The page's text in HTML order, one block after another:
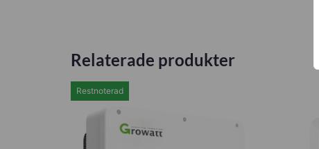
Relaterade produkter
Restnoterad